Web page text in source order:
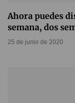
Ahora puedes
semana, dos
25 de junio de 2020